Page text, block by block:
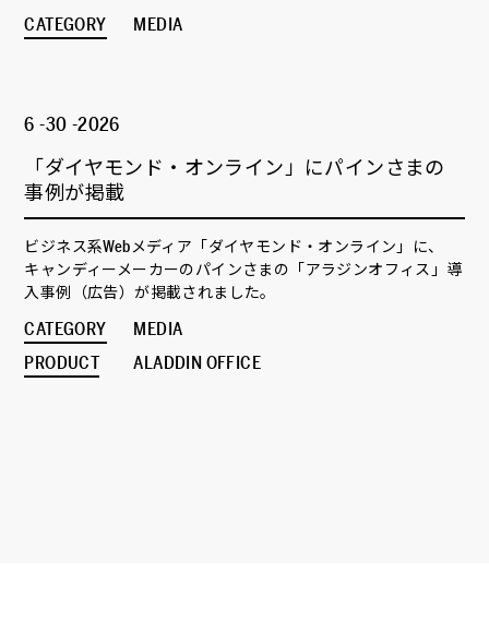
CATEGORY MEDIA
6 -30 -2026
「ダイヤモンド・オンライン」にパインさまの
事例が掲載
ビジネス系Webメディア「ダイヤモンド・オンライン」に、
キャンディーメーカーのパインさまの「アラジンオフィス」導
入事例（広告）が掲載されました。
CATEGORY
MEDIA
PRODUCT
ALADDIN OFFICE